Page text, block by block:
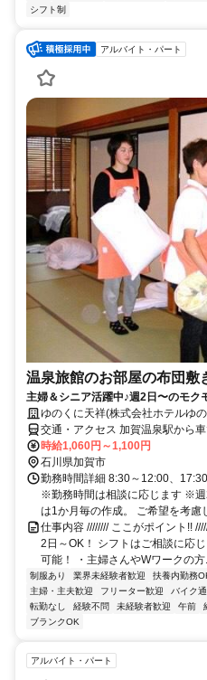
シフト制
アルバイト・パート
温泉旅館のお部屋の布団敷
主婦＆シニア活躍中♪週2日〜のモ
ゆのくに天祥(株式会社ホテルゆ
交通・アクセス 加賀温泉駅から
時給1,060円～1,100円
石川県加賀市
勤務時間詳細 8:30～12:00、
※勤務時間は相談に応じます ※
は1か月毎の作成。 ご希望を考慮
仕事内容 //////// ここがポイント!!
2日～OK！ シフトはご相談に応
可能！ ・主婦さんやWワークの方...
制服あり 業界未経験者歓迎 扶養内勤務
主婦・主夫歓迎
フリーター歓迎 バイク
転勤なし
経験不問 未経験者歓迎 午前
ブランクOK
アルバイト・パート